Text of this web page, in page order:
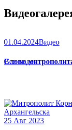
01.04.2024Видео
Слово
Все видео
25 Авг 2023